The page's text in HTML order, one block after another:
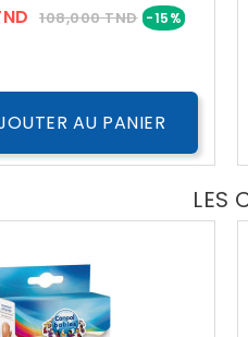
Prix
108,000 TND -15%Prix
AU PANIER
LES